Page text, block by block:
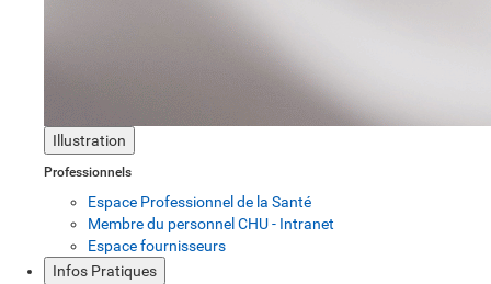
Illustration
Professionnels
Espace Professionnel de la Santé
Membre du personnel CHU - Intranet
Espace fournisseurs
Infos Pratiques